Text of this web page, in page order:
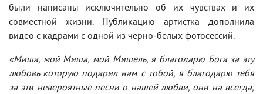
были написаны исключительно об их чувствах и их
совместной жизни. Публикацию артистка дополнила
видео с кадрами с одной из черно-белых фотосессий.
«Миша, мой Миша, мой Мишель, я благодарю Бога за эту
любовь которую подарил нам с тобой, я благодарю тебя
за эти невероятные песни о нашей любви, они на всегда,